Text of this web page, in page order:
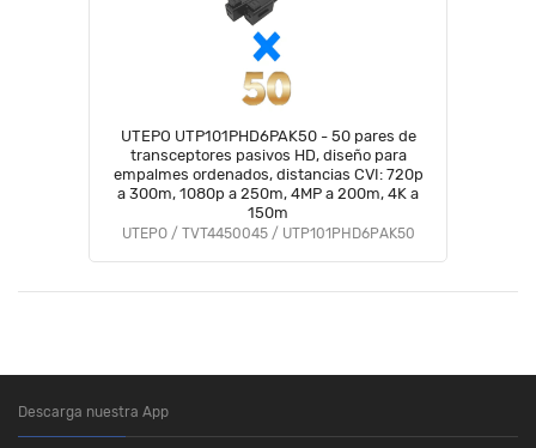
UTEPO UTP101PHD6PAK50 - 50 pares de
transceptores pasivos HD, diseño para
empalmes ordenados, distancias CVI: 720p
a 300m, 1080p a 250m, 4MP a 200m, 4K a
150m
UTEPO / TVT4450045 / UTP101PHD6PAK50
Descarga nuestra App